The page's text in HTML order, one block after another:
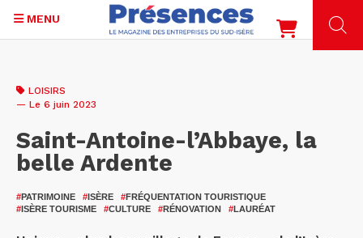
contenu
MENU
LOISIRS
— Le 6 juin 2023
Saint-Antoine-l’Abbaye, la
belle Ardente
#PATRIMOINE #ISÈRE #FRÉQUENTATION TOURISTIQUE
#ISÈRE TOURISME #CULTURE #RÉNOVATION #LAURÉAT